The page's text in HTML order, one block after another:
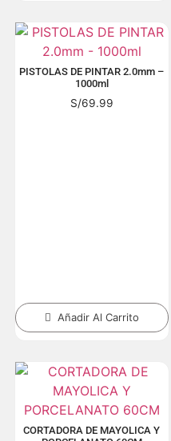
PISTOLAS DE PINTAR 2.0mm –
1000ml
S/69.99
Añadir Al Carrito
CORTADORA DE MAYOLICA Y